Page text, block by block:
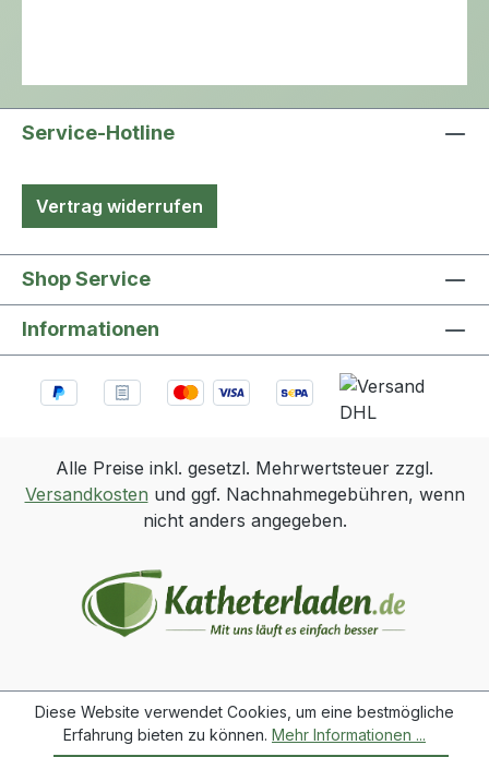
Service-Hotline
Vertrag widerrufen
Shop Service
Informationen
Alle Preise inkl. gesetzl. Mehrwertsteuer zzgl.
Versandkosten und ggf. Nachnahmegebühren, wenn
nicht anders angegeben.
Diese Website verwendet Cookies, um eine bestmögliche
Erfahrung bieten zu können. Mehr Informationen ...